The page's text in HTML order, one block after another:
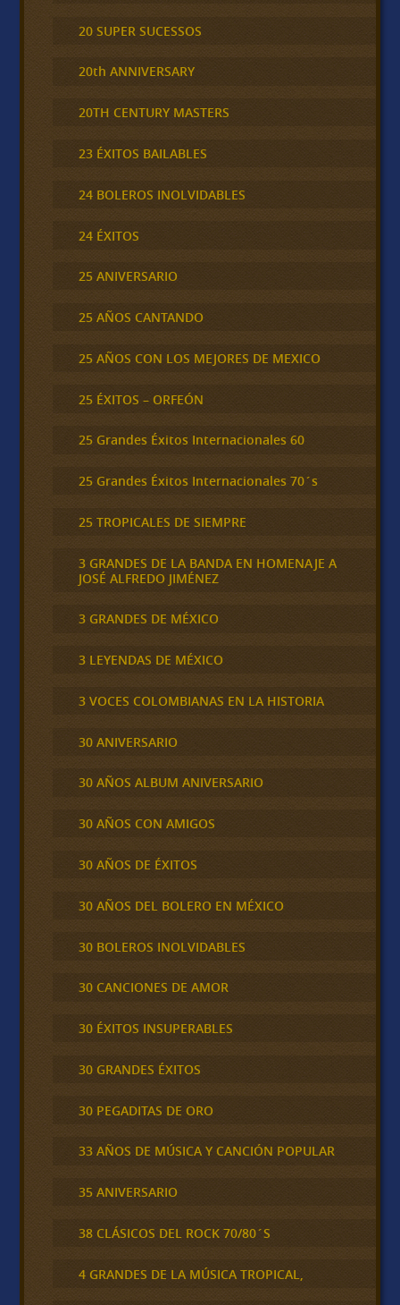
20 SUPER SUCESSOS
20th ANNIVERSARY
20TH CENTURY MASTERS
23 ÉXITOS BAILABLES
24 BOLEROS INOLVIDABLES
24 ÉXITOS
25 ANIVERSARIO
25 AÑOS CANTANDO
25 AÑOS CON LOS MEJORES DE MEXICO
25 ÉXITOS – ORFEÓN
25 Grandes Éxitos Internacionales 60
25 Grandes Éxitos Internacionales 70´s
25 TROPICALES DE SIEMPRE
3 GRANDES DE LA BANDA EN HOMENAJE A
JOSÉ ALFREDO JIMÉNEZ
3 GRANDES DE MÉXICO
3 LEYENDAS DE MÉXICO
3 VOCES COLOMBIANAS EN LA HISTORIA
30 ANIVERSARIO
30 AÑOS ALBUM ANIVERSARIO
30 AÑOS CON AMIGOS
30 AÑOS DE ÉXITOS
30 AÑOS DEL BOLERO EN MÉXICO
30 BOLEROS INOLVIDABLES
30 CANCIONES DE AMOR
30 ÉXITOS INSUPERABLES
30 GRANDES ÉXITOS
30 PEGADITAS DE ORO
33 AÑOS DE MÚSICA Y CANCIÓN POPULAR
35 ANIVERSARIO
38 CLÁSICOS DEL ROCK 70/80´S
4 GRANDES DE LA MÚSICA TROPICAL,